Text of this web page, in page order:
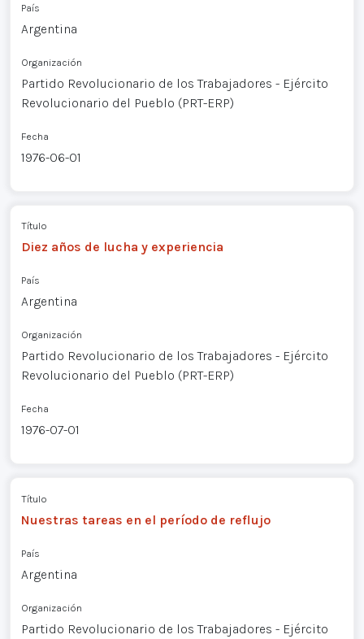
País
Argentina
Organización
Partido Revolucionario de los Trabajadores - Ejército
Revolucionario del Pueblo (PRT-ERP)
Fecha
1976-06-01
Título
Diez años de lucha y experiencia
País
Argentina
Organización
Partido Revolucionario de los Trabajadores - Ejército
Revolucionario del Pueblo (PRT-ERP)
Fecha
1976-07-01
Título
Nuestras tareas en el período de reflujo
País
Argentina
Organización
Partido Revolucionario de los Trabajadores - Ejército